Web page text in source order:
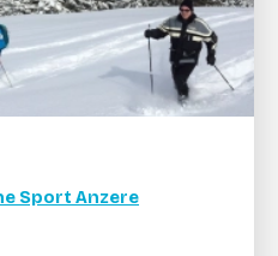
Sport Anzere